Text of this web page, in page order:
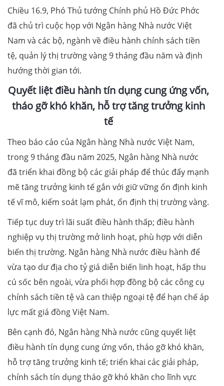
Chiều 16.9, Phó Thủ tướng Chính phủ Hồ Đức Phớc
đã chủ trì cuộc họp với Ngân hàng Nhà nước Việt
Nam và các bộ, ngành về điều hành chính sách tiền
tệ, quản lý thị trường vàng 9 tháng đầu năm và định
hướng thời gian tới.
Quyết liệt điều hành tín dụng cung ứng vốn,
tháo gỡ khó khăn, hỗ trợ tăng trưởng kinh
tế
Theo báo cáo của Ngân hàng Nhà nước Việt Nam,
trong 9 tháng đầu năm 2025, Ngân hàng Nhà nước
đã triển khai đồng bộ các giải pháp để thúc đẩy mạnh
mẽ tăng trưởng kinh tế gắn với giữ vững ổn định kinh
tế vĩ mô, kiểm soát lạm phát, ổn định thị trường vàng.
Tiếp tục duy trì lãi suất điều hành thấp; điều hành
nghiệp vụ thị trường mở linh hoạt, phù hợp với diễn
biến thị trường. Ngân hàng Nhà nước điều hành để
vừa tạo dư địa cho tỷ giá diễn biến linh hoạt, hấp thu
cú sốc bên ngoài, vừa phối hợp đồng bộ các công cụ
chính sách tiền tệ và can thiệp ngoại tệ để hạn chế áp
lực mất giá đồng Việt Nam.
Bên cạnh đó, Ngân hàng Nhà nước cũng quyết liệt
điều hành tín dụng cung ứng vốn, tháo gỡ khó khăn,
hỗ trợ tăng trưởng kinh tế; triển khai các giải pháp,
chính sách tín dụng tháo gỡ khó khăn cho lĩnh vực